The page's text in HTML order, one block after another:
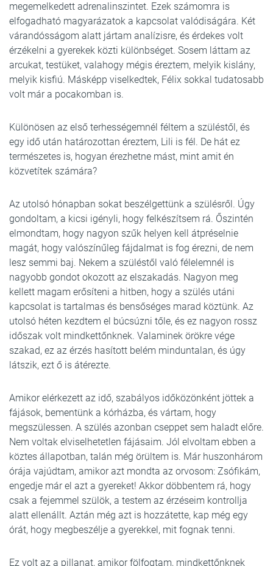
megemelkedett adrenalinszintet. Ezek számomra is
elfogadható magyarázatok a kapcsolat valódiságára. Két
várandósságom alatt jártam analízisre, és érdekes volt
érzékelni a gyerekek közti különbséget. Sosem láttam az
arcukat, testüket, valahogy mégis éreztem, melyik kislány,
melyik kisfiú. Másképp viselkedtek, Félix sokkal tudatosabb
volt már a pocakomban is.
Különösen az első terhességemnél féltem a szüléstől, és
egy idő után határozottan éreztem, Lili is fél. De hát ez
természetes is, hogyan érezhetne mást, mint amit én
közvetítek számára?
Az utolsó hónapban sokat beszélgettünk a szülésről. Úgy
gondoltam, a kicsi igényli, hogy felkészítsem rá. Őszintén
elmondtam, hogy nagyon szűk helyen kell átpréselnie
magát, hogy valószínűleg fájdalmat is fog érezni, de nem
lesz semmi baj. Nekem a szüléstől való félelemnél is
nagyobb gondot okozott az elszakadás. Nagyon meg
kellett magam erősíteni a hitben, hogy a szülés utáni
kapcsolat is tartalmas és bensőséges marad köztünk. Az
utolsó héten kezdtem el búcsúzni tőle, és ez nagyon rossz
időszak volt mindkettőnknek. Valaminek örökre vége
szakad, ez az érzés hasított belém minduntalan, és úgy
látszik, ezt ő is átérezte.
Amikor elérkezett az idő, szabályos időközönként jöttek a
fájások, bementünk a kórházba, és vártam, hogy
megszülessen. A szülés azonban cseppet sem haladt előre.
Nem voltak elviselhetetlen fájásaim. Jól elvoltam ebben a
köztes állapotban, talán még örültem is. Már huszonhárom
órája vajúdtam, amikor azt mondta az orvosom: Zsófikám,
engedje már el azt a gyereket! Akkor döbbentem rá, hogy
csak a fejemmel szülök, a testem az érzéseim kontrollja
alatt ellenállt. Aztán még azt is hozzátette, kap még egy
órát, hogy megbeszélje a gyerekkel, mit fognak tenni.
Ez volt az a pillanat, amikor fölfogtam, mindkettőnknek